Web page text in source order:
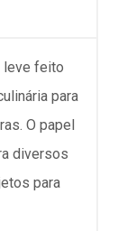
leve feito
para
O papel
diversos
para